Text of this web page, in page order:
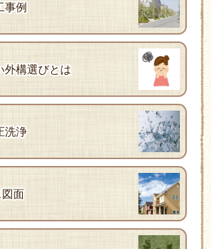
事例
外構選びとは
洗浄
図面